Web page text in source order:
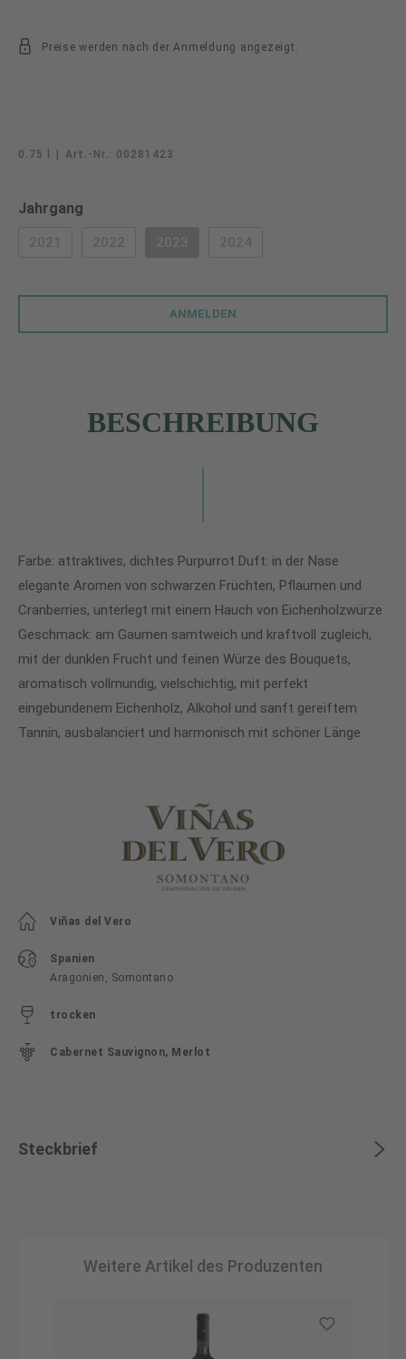
Preise werden nach der Anmeldung angezeigt.
0.75 l Art.-Nr.: 00281423
Jahrgang
ANMELDEN
BESCHREIBUNG
Farbe: attraktives, dichtes Purpurrot Duft: in der Nase
elegante Aromen von schwarzen Früchten, Pflaumen und
Cranberries, unterlegt mit einem Hauch von Eichenholzwürze
Geschmack: am Gaumen samtweich und kraftvoll zugleich,
mit der dunklen Frucht und feinen Würze des Bouquets,
aromatisch vollmundig, vielschichtig, mit perfekt
eingebundenem Eichenholz, Alkohol und sanft gereiftem
Tannin, ausbalanciert und harmonisch mit schöner Länge
Viñas del Vero
Spanien
Aragonien, Somontano
trocken
Cabernet Sauvignon, Merlot
Steckbrief
Weitere Artikel des Produzenten